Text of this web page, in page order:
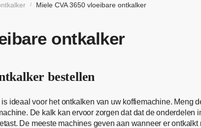
/ Miele CVA 3650 vloeibare ontkalker
ontkalker
bestellen
is ideaal voor het ontkalken van uw koffiemachine. Meng
De kalk kan ervoor zorgen dat dat de onderdelen
De meeste machines geven aan wanneer er